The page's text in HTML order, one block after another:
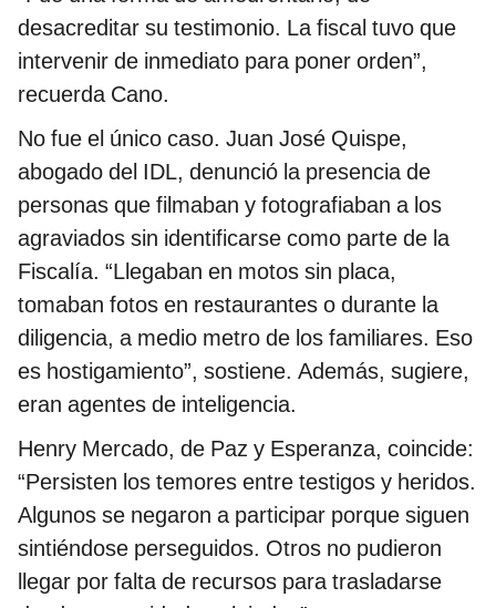
desacreditar su testimonio. La fiscal tuvo que
intervenir de inmediato para poner orden”,
recuerda Cano.
No fue el único caso. Juan José Quispe,
abogado del IDL, denunció la presencia de
personas que filmaban y fotografiaban a los
agraviados sin identificarse como parte de la
Fiscalía. “Llegaban en motos sin placa,
tomaban fotos en restaurantes o durante la
diligencia, a medio metro de los familiares. Eso
es hostigamiento”, sostiene. Además, sugiere,
eran agentes de inteligencia.
Henry Mercado, de Paz y Esperanza, coincide:
“Persisten los temores entre testigos y heridos.
Algunos se negaron a participar porque siguen
sintiéndose perseguidos. Otros no pudieron
llegar por falta de recursos para trasladarse